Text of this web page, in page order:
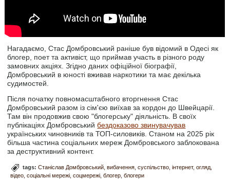
Нагадаємо, Стас Домбровський раніше був відомий в Одесі як
блогер, поет та активіст, що приймав участь в різного роду
замовних акціях. Згідно даних офіційної біографії,
Домбровський в юності вживав наркотики та має декілька
судимостей.
Після початку повномасштабного вторгнення Стас
Домбровський разом із сім'єю виїхав за кордон до Швейцарії.
Там він продовжив свою "блогерську" діяльність. В своїх
публікаціях Домбровськийбездоказово звинувачував
українських чиновників та ТОП-силовиків. Станом на 2025 рік
більша частина соціальних мереж Домбровського заблокована
за деструктивний контент.
tags:Станіслав Домбровський вибачення суспільство інтернет огляд
відео соціальні мережі соцмережі блогер блогери